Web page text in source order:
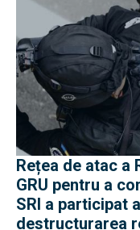
Rețea de atac a
GRU pentru a
SRI a participat
destructurarea